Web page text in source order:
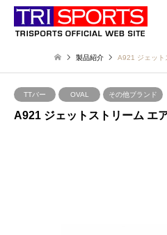
製品紹介 A921 ジェット
TTバー OVAL その他ブランド
A921 ジェットストリーム エ